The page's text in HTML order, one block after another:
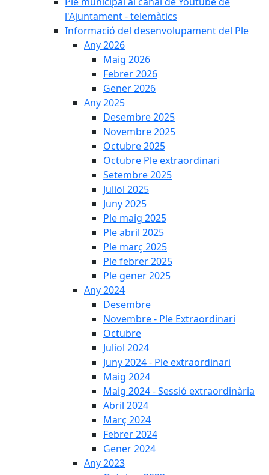
l'Ajuntament - telemàtics
Informació del desenvolupament del Ple
Any 2026
Maig 2026
Febrer 2026
Gener 2026
Any 2025
Desembre 2025
Novembre 2025
Octubre 2025
Octubre Ple extraordinari
Setembre 2025
Juliol 2025
Juny 2025
Ple maig 2025
Ple abril 2025
Ple març 2025
Ple febrer 2025
Ple gener 2025
Any 2024
Desembre
Novembre - Ple Extraordinari
Octubre
Juliol 2024
Juny 2024 - Ple extraordinari
Maig 2024
Maig 2024 - Sessió extraordinària
Abril 2024
Març 2024
Febrer 2024
Gener 2024
Any 2023